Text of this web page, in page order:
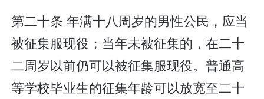
第二十条 年满十八周岁的男性公民，应当
被征集服现役；当年未被征集的，在二十
二周岁以前仍可以被征集服现役。普通高
等学校毕业生的征集年龄可以放宽至二十